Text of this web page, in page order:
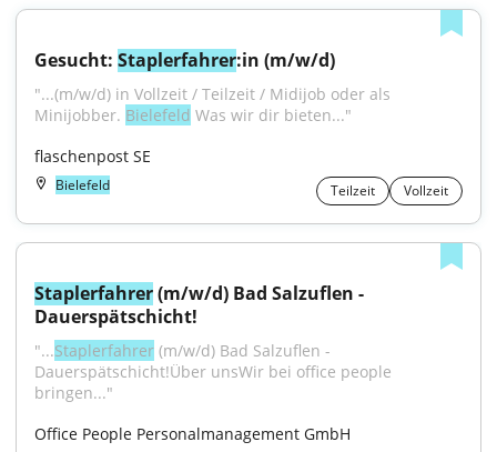
Gesucht: Staplerfahrer:in (m/w/d)
"...(m/w/d) in Vollzeit / Teilzeit / Midijob oder als
Minijobber. Bielefeld Was wir dir bieten..."
flaschenpost SE
Bielefeld Teilzeit Vollzeit
Staplerfahrer (m/w/d) Bad Salzuflen -
Dauerspätschicht!
"...Staplerfahrer (m/w/d) Bad Salzuflen -
Dauerspätschicht!Über unsWir bei office people
bringen..."
Office People Personalmanagement GmbH